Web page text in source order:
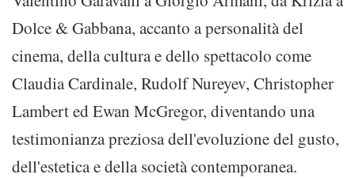
Dolce & Gabbana, accanto a personalità del
cinema, della cultura e dello spettacolo come
Claudia Cardinale, Rudolf Nureyev, Christopher
Lambert ed Ewan McGregor, diventando una
testimonianza preziosa dell'evoluzione del gusto,
dell'estetica e della società contemporanea.